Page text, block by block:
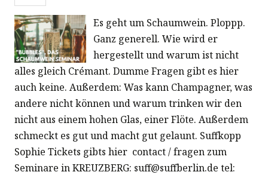
Es geht um Schaumwein. Ploppp.
Ganz generell. Wie wird er
hergestellt und warum ist nicht
alles gleich Crémant. Dumme Fragen gibt es hier
auch keine. Außerdem: Was kann Champagner, was
andere nicht können und warum trinken wir den
nicht aus einem hohen Glas, einer Flöte. Außerdem
schmeckt es gut und macht gut gelaunt. Suffkopp
Sophie Tickets gibts hier contact / fragen zum
Seminare in KREUZBERG: suff@suffberlin.de tel: